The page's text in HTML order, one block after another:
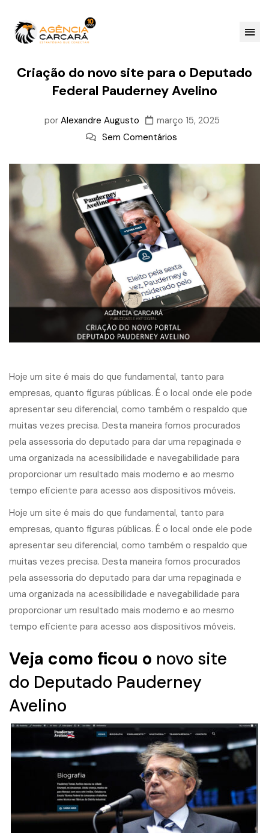
Criação do novo site para o Deputado
Federal Pauderney Avelino
por Alexandre Augusto
março 15, 2025
Sem Comentários
Hoje um site é mais do que fundamental, tanto para
empresas, quanto figuras públicas. É o local onde ele pode
apresentar seu diferencial, como também o respaldo que
muitas vezes precisa. Desta maneira fomos procurados
pela assessoria do deputado para dar uma repaginada e
uma organizada na acessibilidade e navegabilidade para
proporcionar um resultado mais moderno e ao mesmo
tempo eficiente para acesso aos dispositivos móveis.
Hoje um site é mais do que fundamental, tanto para
empresas, quanto figuras públicas. É o local onde ele pode
apresentar seu diferencial, como também o respaldo que
muitas vezes precisa. Desta maneira fomos procurados
pela assessoria do deputado para dar uma repaginada e
uma organizada na acessibilidade e navegabilidade para
proporcionar um resultado mais moderno e ao mesmo
tempo eficiente para acesso aos dispositivos móveis.
Veja como ficou o novo site
do Deputado Pauderney
Avelino